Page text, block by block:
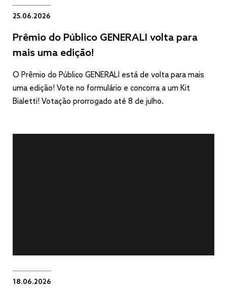
25.06.2026
Prêmio do Público GENERALI volta para
mais uma edição!
O Prêmio do Público GENERALI está de volta para mais
uma edição! Vote no formulário e concorra a um Kit
Bialetti! Votação prorrogado até 8 de julho.
18.06.2026